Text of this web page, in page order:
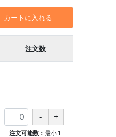
カートに入れる
注文数
注文可能数： 最小 1